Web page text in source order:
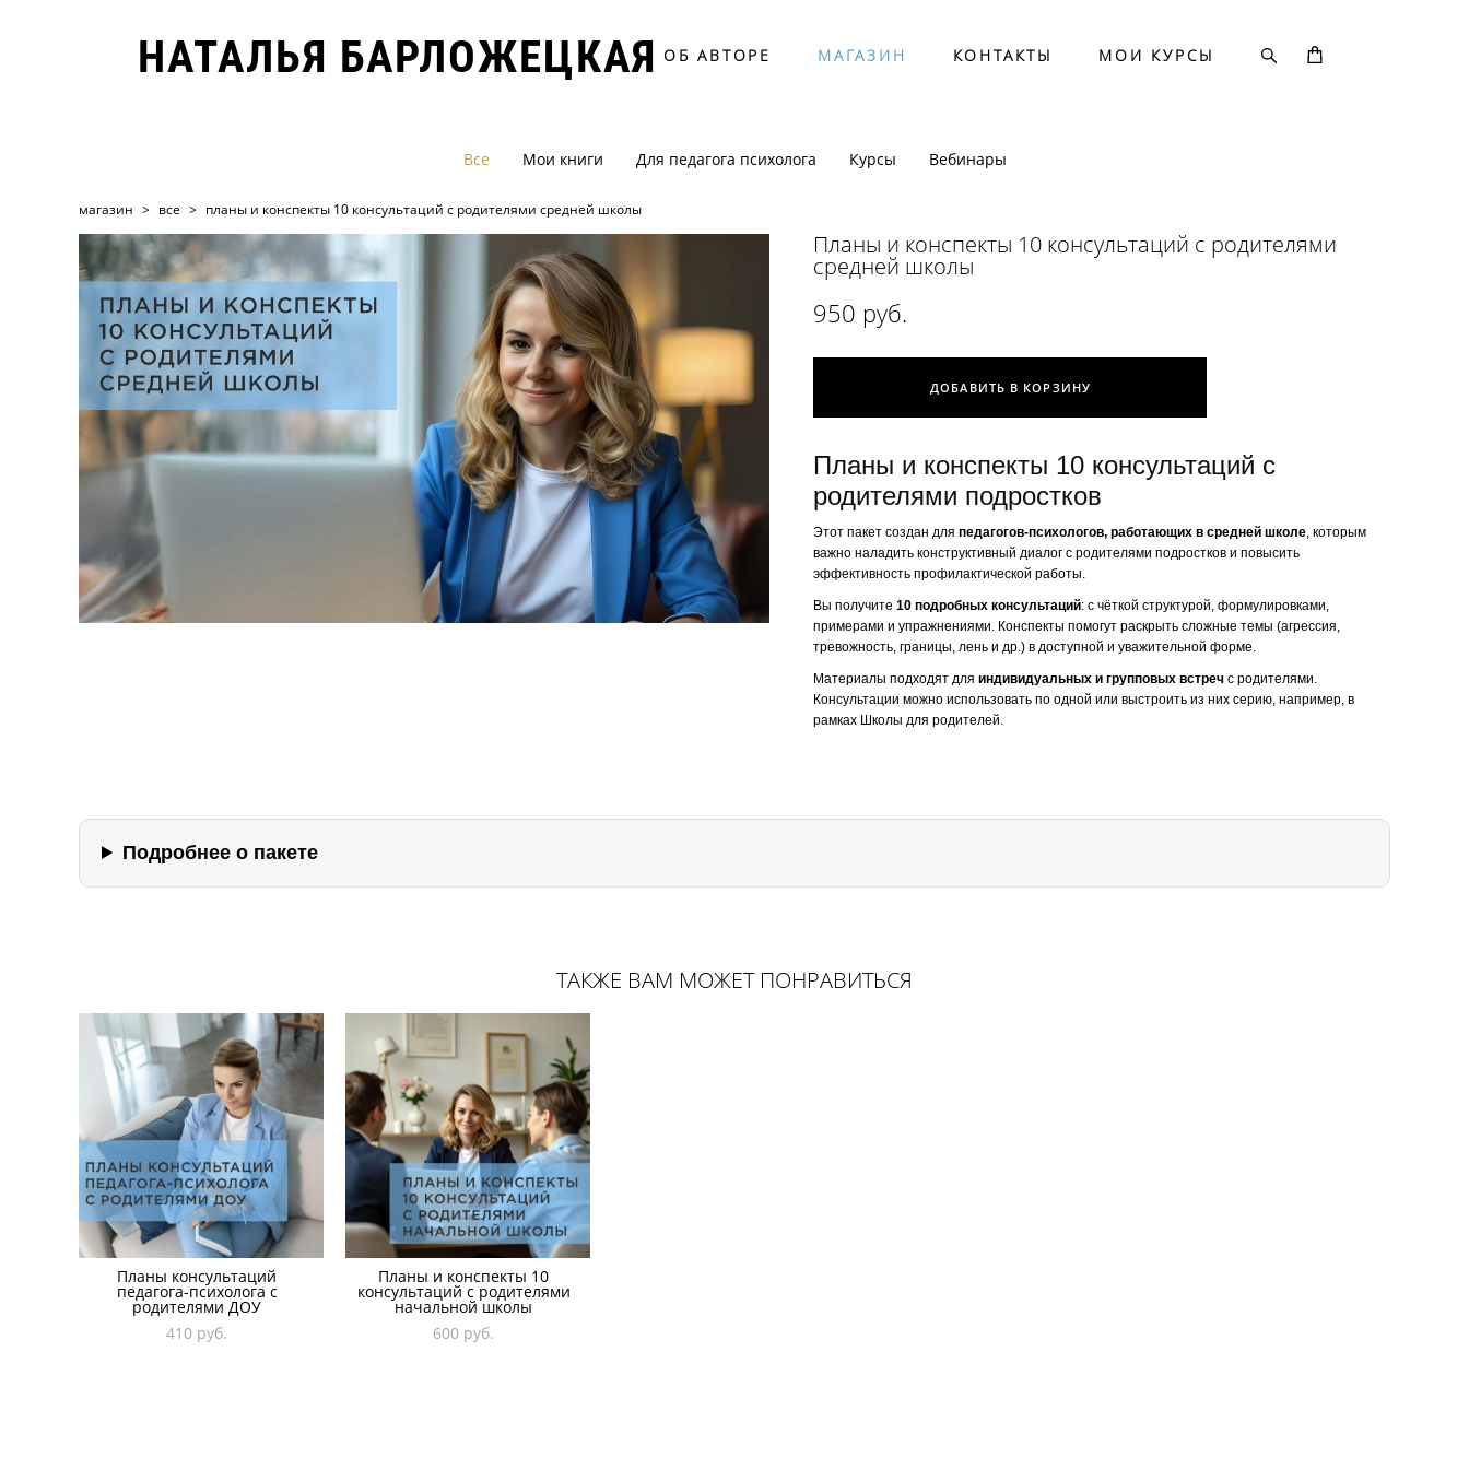
НАТАЛЬЯ БАРЛОЖЕЦКАЯ ОБ АВТОРЕ МАГАЗИН КОНТАКТЫ МОИ КУРСЫ
Все Мои книги Для педагога психолога Курсы Вебинары
магазин > все > планы и конспекты 10 консультаций с родителями средней школы
Планы и конспекты 10 консультаций с родителями
средней школы
950 pуб.
ДОБАВИТЬ В КОРЗИНУ
Планы и конспекты 10 консультаций с
родителями подростков
Этот пакет создан для педагогов-психологов, работающих в средней школе, которым
важно наладить конструктивный диалог с родителями подростков и повысить
эффективность профилактической работы.
Вы получите 10 подробных консультаций: с чёткой структурой, формулировками,
примерами и упражнениями. Конспекты помогут раскрыть сложные темы (агрессия,
тревожность, границы, лень и др.) в доступной и уважительной форме.
Материалы подходят для индивидуальных и групповых встреч с родителями.
Консультации можно использовать по одной или выстроить из них серию, например, в
рамках Школы для родителей.
Подробнее о пакете
ТАКЖЕ ВАМ МОЖЕТ ПОНРАВИТЬСЯ
Планы консультаций
педагога-психолога с
родителями ДОУ
410 pуб.
Планы и конспекты 10
консультаций с родителями
начальной школы
600 pуб.